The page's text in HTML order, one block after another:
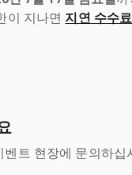
이 지나면 지연 수수료
트 현장에 문의하십